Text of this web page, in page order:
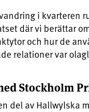
i kvarteren
där vi berättar
och hur de
relationer var
Stockholm
del av Hallwylska